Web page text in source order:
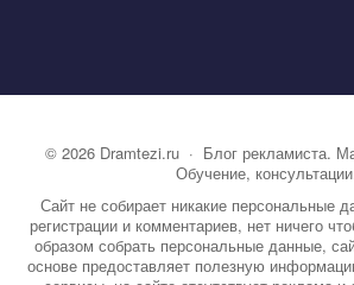
© 2026 Dramtezi.ru· Блог рекламиста.
Обучение,
Сайт не собирает никакие персональные
регистрации и комментариев, нет ничего
образом собрать персональные данные,
основе предоставляет полезную